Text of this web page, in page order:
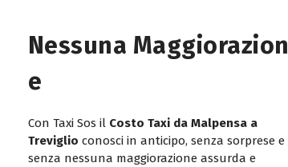
Nessuna Maggiorazion
E
Con Taxi Sos il Costo Taxi da Malpensa a
Treviglio conosci in anticipo, senza sorprese e
senza nessuna maggiorazione assurda e